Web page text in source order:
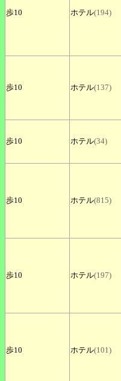
歩10 ホテル(194)
歩10 ホテル(137)
歩10 ホテル(34)
歩10 ホテル(815)
歩10 ホテル(197)
歩10 ホテル(101)